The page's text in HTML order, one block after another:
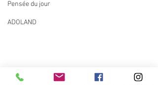
Pensée du jour
ADOLAND